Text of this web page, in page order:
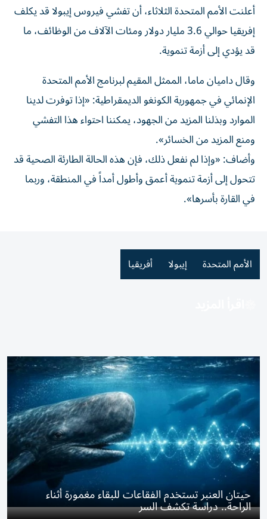
أعلنت الأمم ‌المتحدة الثلاثاء، أن ​تفشي ⁠فيروس إيبولا ‌قد يكلف
إفريقيا حوالي 3.6 مليار دولار ‌ومئات الآلاف من ⁠الوظائف، ما
قد يؤدي إلى أزمة تنموية.
وقال داميان ماما، الممثل المقيم لبرنامج الأمم ​المتحدة
الإنمائي في جمهورية الكونغو ‌الديمقراطية: «إذا توفرت لدينا
الموارد وبذلنا المزيد ⁠من الجهود، يمكننا احتواء هذا التفشي
ومنع ​المزيد ‌من الخسائر».
وأضاف: «وإذا لم ‌نفعل ذلك، فإن هذه الحالة الطارئة الصحية ‌قد
تتحول ‌إلى أزمة ⁠تنموية أعمق ‌وأطول أمداً في المنطقة، وربما
⁠في القارة ​بأسرها».
الأمم المتحدة إيبولا أفريقيا
حيتان العنبر تستخدم الفقاعات للبقاء مغمورة أثناء
الراحة.. دراسة تكشف السر